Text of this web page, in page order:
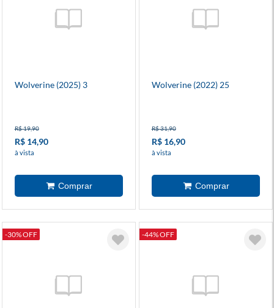
Wolverine (2025) 3
R$ 19,90
R$ 14,90
à vista
Wolverine (2022) 25
R$ 31,90
R$ 16,90
à vista
-30% OFF -44% OFF